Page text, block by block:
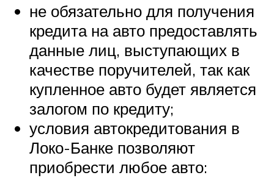
не обязательно для получения
кредита на авто предоставлять
данные лиц, выступающих в
качестве поручителей, так как
купленное авто будет является
залогом по кредиту;
условия автокредитования в
Локо-Банке позволяют
приобрести любое авто: